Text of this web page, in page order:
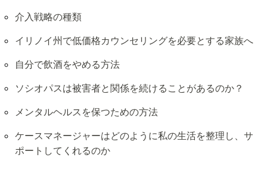
介入戦略の種類
イリノイ州で低価格カウンセリングを必要とする家族へ
自分で飲酒をやめる方法
ソシオパスは被害者と関係を続けることがあるのか？
メンタルヘルスを保つための方法
ケースマネージャーはどのように私の生活を整理し、サ
ポートしてくれるのか